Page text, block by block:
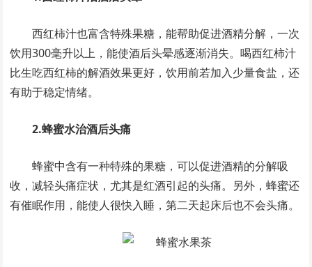
西红柿汁也富含特殊果糖，能帮助促进酒精分解，一次
饮用300毫升以上，能使酒后头晕感逐渐消失。喝西红柿汁
比生吃西红柿的解酒效果更好，饮用前若加入少量食盐，还
有助于稳定情绪。
2.蜂蜜水治酒后头痛
蜂蜜中含有一种特殊的果糖，可以促进酒精的分解吸
收，减轻头痛症状，尤其是红酒引起的头痛。另外，蜂蜜还
有催眠作用，能使人很快入睡，第二天起床后也不会头痛。